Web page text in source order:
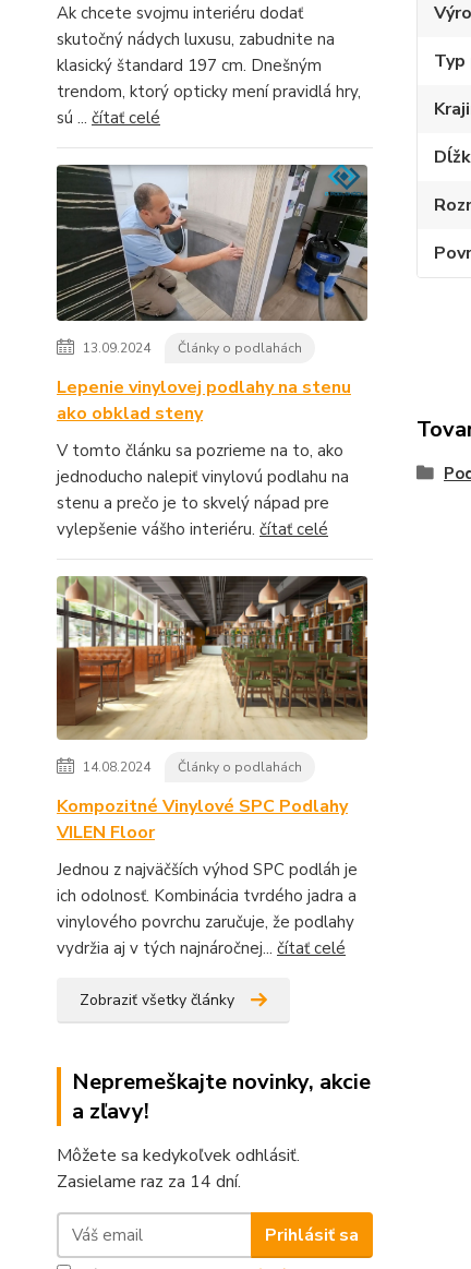
Ak chcete svojmu interiéru dodať
skutočný nádych luxusu, zabudnite na
klasický štandard 197 cm. Dnešným
trendom, ktorý opticky mení pravidlá hry,
sú ... čítať celé
13.09.2024 Články o podlahách
Lepenie vinylovej podlahy na stenu
ako obklad steny
V tomto článku sa pozrieme na to, ako
jednoducho nalepiť vinylovú podlahu na
stenu a prečo je to skvelý nápad pre
vylepšenie vášho interiéru. čítať celé
14.08.2024 Články o podlahách
Kompozitné Vinylové SPC Podlahy
VILEN Floor
Jednou z najväčších výhod SPC podláh je
ich odolnosť. Kombinácia tvrdého jadra a
vinylového povrchu zaručuje, že podlahy
vydržia aj v tých najnáročnej... čítať celé
Zobraziť všetky články
Nepremeškajte novinky, akcie
a zľavy!
Môžete sa kedykoľvek odhlásiť.
Zasielame raz za 14 dní.
Prihlásiť sa
Typ